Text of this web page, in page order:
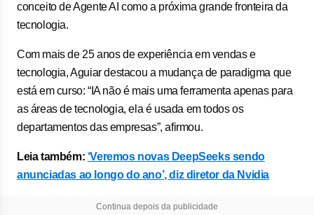
conceito de Agente AI como a próxima grande fronteira da
tecnologia.
Com mais de 25 anos de experiência em vendas e
tecnologia, Aguiar destacou a mudança de paradigma que
está em curso: “IA não é mais uma ferramenta apenas para
as áreas de tecnologia, ela é usada em todos os
departamentos das empresas”, afirmou.
Leia também: ‘Veremos novas DeepSeeks sendo
anunciadas ao longo do ano’, diz diretor da Nvidia
Continua depois da publicidade